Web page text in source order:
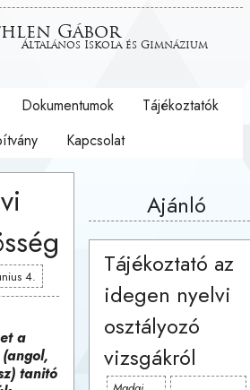
Gábor
Általános Iskola és Gimnázium
Dokumentumok
Tájékoztatók
Kapcsolat
4.
a
tanitó
Ajánló
Tájékoztató az
idegen nyelvi
osztályozó
vizsgákról